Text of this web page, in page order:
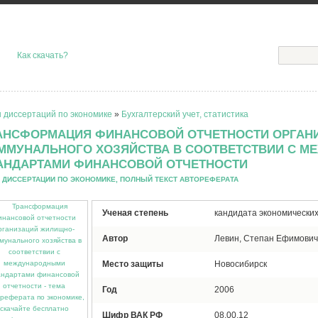
Как скачать?
по экономике » Бухгалтерский учет, статистика
ФИНАНСОВОЙ ОТЧЕТНОСТИ
ХОЗЯЙСТВА В СООТВЕТСТВИИ С
ФИНАНСОВОЙ ОТЧЕТНОСТИ
ДИССЕРТАЦИИ ПО ЭКОНОМИКЕ, ПОЛНЫЙ ТЕКСТ АВТОРЕФЕРАТА
Ученая степень кандидата
Автор Левин, Степан Ефимович
Место защиты Новосибирск
Год 2006
Шифр ВАК РФ 08.00.12